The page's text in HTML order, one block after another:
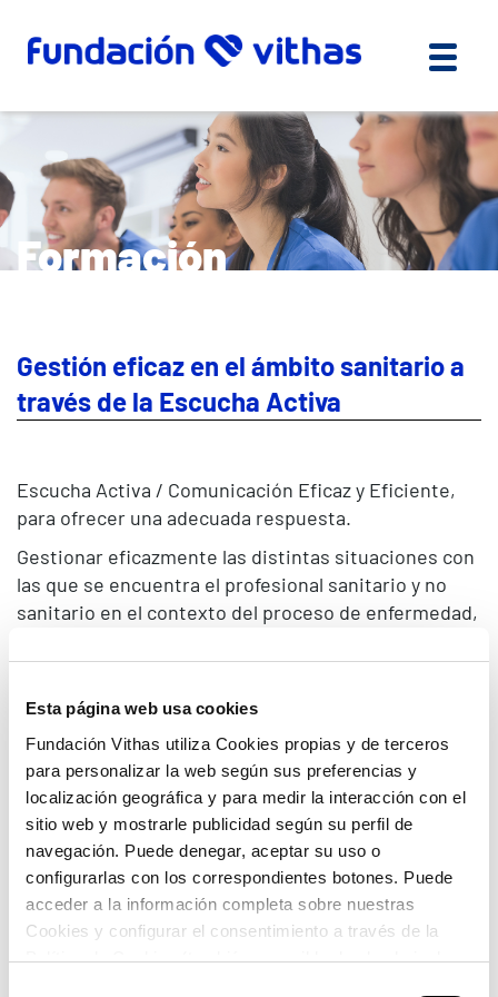
Esta página web usa cookies
Fundación Vithas utiliza Cookies propias y de terceros
para personalizar la web según sus preferencias y
localización geográfica y para medir la interacción con el
sitio web y mostrarle publicidad según su perfil de
navegación. Puede denegar, aceptar su uso o
configurarlas con los correspondientes botones. Puede
acceder a la información completa sobre nuestras
Cookies y configurar el consentimiento a través de la
Política de Cookies (también accesible desde el pie de
Formación
Gestión eficaz en el ámbito sanitario a
través de la Escucha Activa
Escucha Activa / Comunicación Eficaz y Eficiente,
para ofrecer una adecuada respuesta.
Gestionar eficazmente las distintas situaciones con
las que se encuentra el profesional sanitario y no
sanitario en el contexto del proceso de enfermedad,
que requiere el uso de Competencia Relacional
Profesional.
Escucha Activa / Comunicación Eficaz y Eficiente,
para ofrecer una adecuada respuesta y lograr una
atención de calidad de asistencia sanitaria integral
de excelencia, centrada en la necesidad de la
persona con la enfermedad y contexto cuidador
familiar que necesitan realizar un proceso de
adaptación a una nueva situación de cambio que
conlleva la enfermedad.